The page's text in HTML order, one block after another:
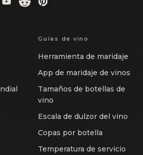
Guías de vino
Herramienta de maridaje
App de maridaje de vinos
Tamaños de botellas de
vino
Escala de dulzor del vino
Copas por botella
Temperatura de servicio